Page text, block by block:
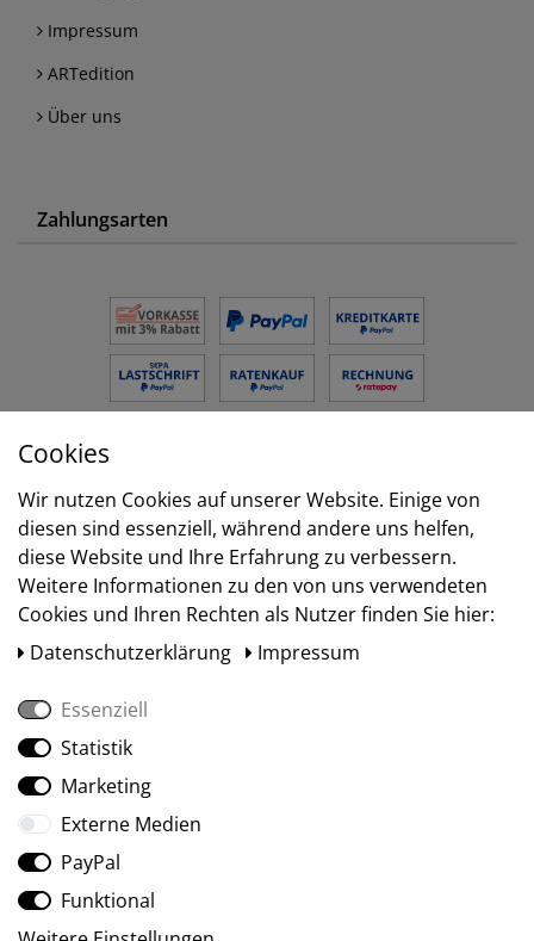
Impressum
ARTedition
Über uns
Zahlungsarten
Versand
Social Media
Cookies
Wir nutzen Cookies auf unserer Website. Einige von
diesen sind essenziell, während andere uns helfen,
diese Website und Ihre Erfahrung zu verbessern.
Weitere Informationen zu den von uns verwendeten
Cookies und Ihren Rechten als Nutzer finden Sie hier:
Daten­schutz­erklärung
Impressum
Essenziell
Statistik
Marketing
Externe Medien
PayPal
Funktional